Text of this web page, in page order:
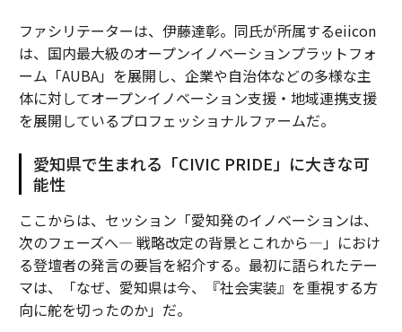
ファシリテーターは、伊藤達彰。同氏が所属するeiicon
は、国内最大級のオープンイノベーションプラットフォ
ーム「AUBA」を展開し、企業や自治体などの多様な主
体に対してオープンイノベーション支援・地域連携支援
を展開しているプロフェッショナルファームだ。
愛知県で生まれる「CIVIC PRIDE」に大きな可
能性
ここからは、セッション「愛知発のイノベーションは、
次のフェーズへ— 戦略改定の背景とこれから—」におけ
る登壇者の発言の要旨を紹介する。最初に語られたテー
マは、「なぜ、愛知県は今、『社会実装』を重視する方
向に舵を切ったのか」だ。